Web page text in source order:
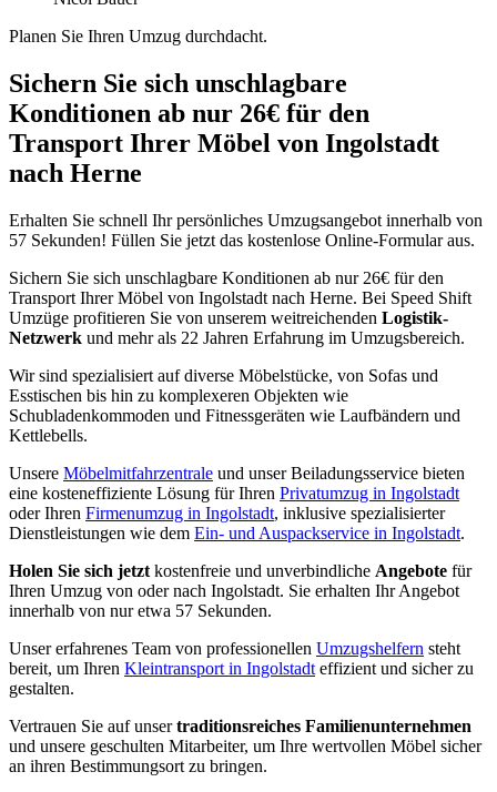
Planen Sie Ihren Umzug durchdacht.
Sichern Sie sich unschlagbare
Konditionen ab nur 26€ für den
Transport Ihrer Möbel von Ingolstadt
nach Herne
Erhalten Sie schnell Ihr persönliches Umzugsangebot innerhalb von
57 Sekunden! Füllen Sie jetzt das kostenlose Online-Formular aus.
Sichern Sie sich unschlagbare Konditionen ab nur 26€ für den
Transport Ihrer Möbel von Ingolstadt nach Herne. Bei Speed Shift
Umzüge profitieren Sie von unserem weitreichenden Logistik-
Netzwerk und mehr als 22 Jahren Erfahrung im Umzugsbereich.
Wir sind spezialisiert auf diverse Möbelstücke, von Sofas und
Esstischen bis hin zu komplexeren Objekten wie
Schubladenkommoden und Fitnessgeräten wie Laufbändern und
Kettlebells.
Unsere Möbelmitfahrzentrale und unser Beiladungsservice bieten
eine kosteneffiziente Lösung für Ihren Privatumzug in Ingolstadt
oder Ihren Firmenumzug in Ingolstadt, inklusive spezialisierter
Dienstleistungen wie dem Ein- und Auspackservice in Ingolstadt.
Holen Sie sich jetzt kostenfreie und unverbindliche Angebote für
Ihren Umzug von oder nach Ingolstadt. Sie erhalten Ihr Angebot
innerhalb von nur etwa 57 Sekunden.
Unser erfahrenes Team von professionellen Umzugshelfern steht
bereit, um Ihren Kleintransport in Ingolstadt effizient und sicher zu
gestalten.
Vertrauen Sie auf unsertraditionsreiches Familienunternehmen
und unsere geschulten Mitarbeiter, um Ihre wertvollen Möbel sicher
an ihren Bestimmungsort zu bringen.